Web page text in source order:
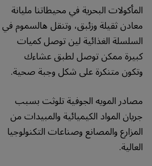
المأكولات البحرية في محيطاتنا مليانة
معادن ثقيلة وزئبق، وتنقل هالسموم في
السلسلة الغذائية لين توصل كميات
كبيرة ممكن توصل لطبق عشاءك
وتكون متنكرة على شكل وجبة صحية.
مصادر المويه الجوفية تلوثت بسبب
جريان المواد الكيميائية والمبيدات من
المزارع والمصانع وصناعات التكنولوجيا
العالية.